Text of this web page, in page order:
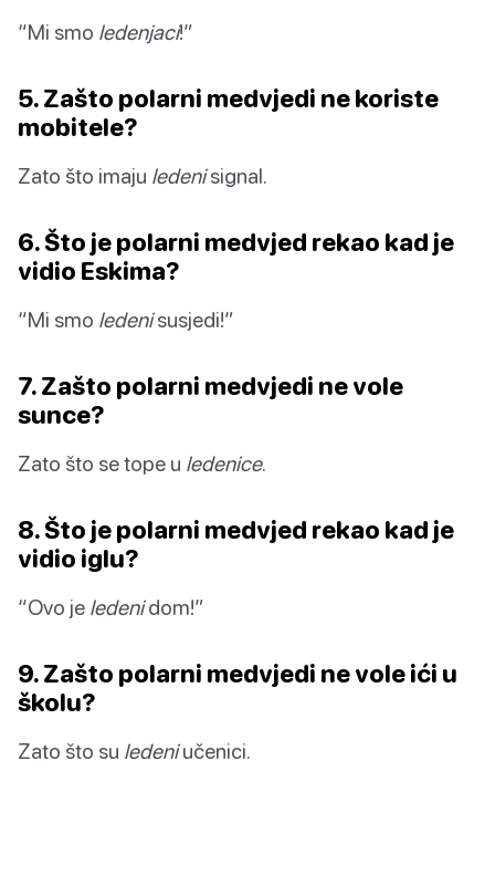
“Mi smo ledenjaci!”
5. Zašto polarni medvjedi ne koriste
mobitele?
Zato što imaju ledenisignal.
6. Što je polarni medvjed rekao kad je
vidio Eskima?
“Mi smo ledenisusjedi!”
7. Zašto polarni medvjedi ne vole
sunce?
Zato što se tope u ledenice.
8. Što je polarni medvjed rekao kad je
vidio iglu?
“Ovo je ledenidom!”
9. Zašto polarni medvjedi ne vole ići u
školu?
Zato što su ledeniučenici.